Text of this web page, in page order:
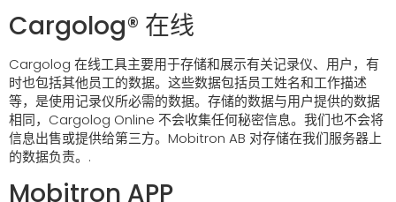
Cargolog® 在线
Cargolog 在线工具主要用于存储和展示有关记录仪、用户，有
时也包括其他员工的数据。这些数据包括员工姓名和工作描述
等，是使用记录仪所必需的数据。存储的数据与用户提供的数据
相同，Cargolog Online 不会收集任何秘密信息。我们也不会将
信息出售或提供给第三方。Mobitron AB 对存储在我们服务器上
的数据负责。.
Mobitron APP